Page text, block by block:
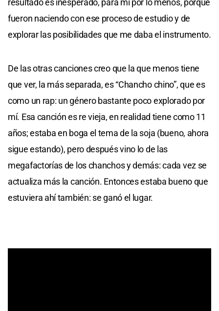
fueron naciendo con ese proceso de estudio y de
explorar las posibilidades que me daba el instrumento.
De las otras canciones creo que la que menos tiene
que ver, la más separada, es “Chancho chino”, que es
como un rap: un género bastante poco explorado por
mí. Esa canción es re vieja, en realidad tiene como 11
años; estaba en boga el tema de la soja (bueno, ahora
sigue estando), pero después vino lo de las
megafactorías de los chanchos y demás: cada vez se
actualiza más la canción. Entonces estaba bueno que
estuviera ahí también: se ganó el lugar.